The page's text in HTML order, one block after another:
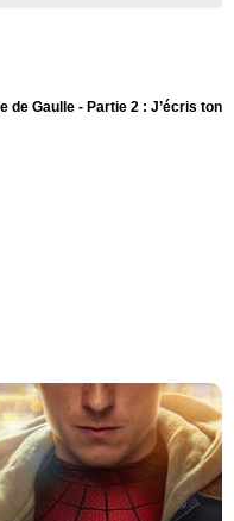
de Gaulle - Partie 2 : J’écris ton